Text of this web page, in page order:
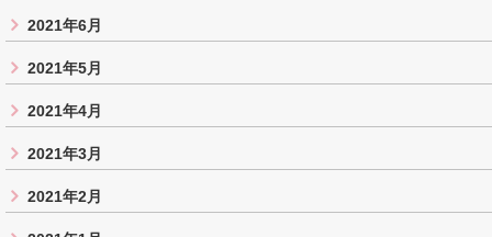
2021年6月
2021年5月
2021年4月
2021年3月
2021年2月